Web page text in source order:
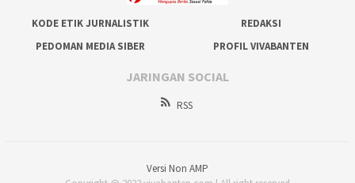
KODE ETIK JURNALISTIK
REDAKSI
PEDOMAN MEDIA SIBER
PROFIL VIVABANTEN
JARINGAN SOCIAL
RSS
Versi Non AMP